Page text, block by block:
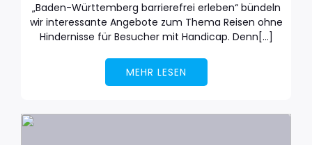
„Baden-Württemberg barrierefrei erleben“ bündeln
wir interessante Angebote zum Thema Reisen ohne
Hindernisse für Besucher mit Handicap. Denn[…]
MEHR LESEN